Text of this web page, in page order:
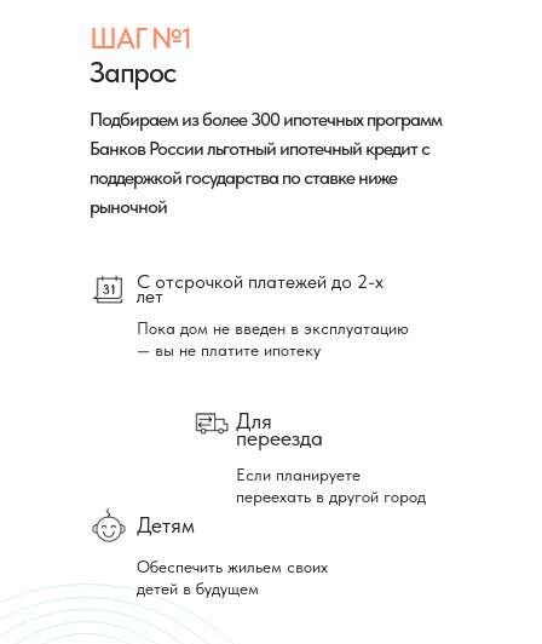
ШАГ №1
Запрос
Подбираем из более 300 ипотечных программ
Банков России льготный ипотечный кредит с
поддержкой государства по ставке ниже
рыночной
Для
переезда
Если планируете
переехать в другой город
Детям
Обеспечить жильем своих
детей в будущем
С отсрочкой платежей до 2-х
лет
Пока дом не введен в эксплуатацию
— вы не платите ипотеку